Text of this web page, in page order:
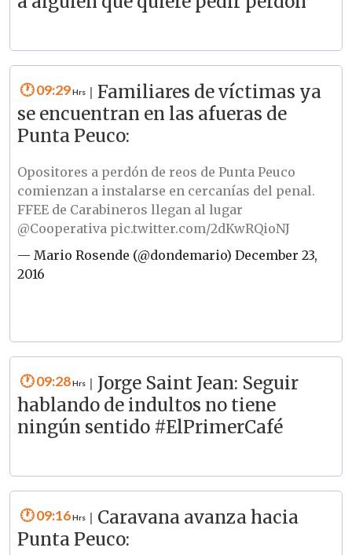
09:29
Familiares de víctimas ya
se encuentran en las afueras de
Punta Peuco:
Opositores a perdón de reos de Punta Peuco
comienzan a instalarse en cercanías del penal.
FFEE de Carabineros llegan al lugar
@Cooperativa pic.twitter.com/2dKwRQioNJ
— Mario Rosende (@dondemario)December 23,
2016
09:28
Jorge Saint Jean: Seguir
hablando de indultos no tiene
ningún sentido #ElPrimerCafé
09:16
Caravana avanza hacia
Punta Peuco: